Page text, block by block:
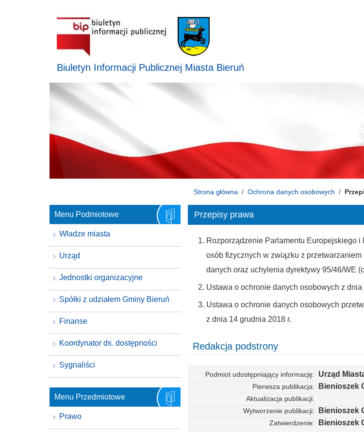
Biuletyn Informacji Publicznej Miasta Bieruń
Strona główna Ochrona danych osobowych
Przepisy prawa
Rozporządzenie Parlamentu Europejskiego
osób fizycznych w związku z
danych oraz uchylenia dyrektywy 95/46/WE
Ustawa o ochronie danych osobowych z dnia
Ustawa o ochronie danych osobowych
z dnia 14 grudnia 2018 r.
Redakcja podstrony
Podmiot udostępniający informację Urząd
Pierwsza publikacja Bienioszek
Aktualizacja publikacji
Wytworzenie publikacji
Bienioszek
Zatwierdzenie
Bienioszek
Menu Podmiotowe
Władze miasta
Urząd
Jednostki organizacyjne
Spółki z udziałem Gminy Bieruń
Finanse
Koordynator ds. dostępności
Sygnaliści
Menu Przedmiotowe
Prawo